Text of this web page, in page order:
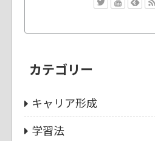
カテゴリー
キャリア形成
学習法